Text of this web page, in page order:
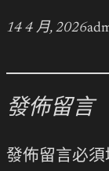
14 4 月, 2026
發佈留言
發佈留言必須